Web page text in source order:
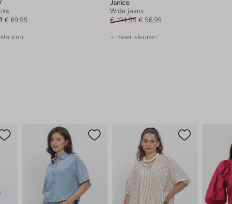
€ 69,99
Janice
Wide jeans
€ 194,99 € 96,99
+ meer kleuren